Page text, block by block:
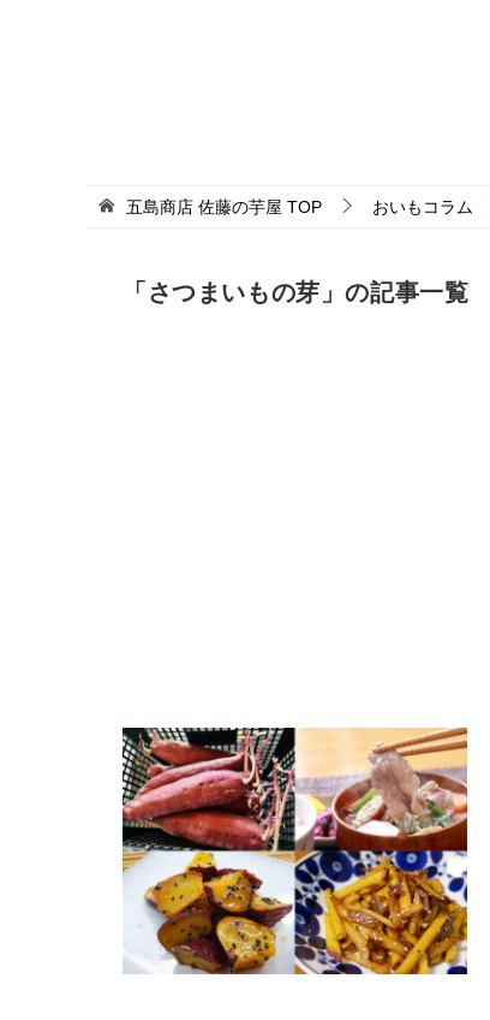
五島商店 佐藤の芋屋 TOP おいもコラム
「さつまいもの芽」の記事一覧